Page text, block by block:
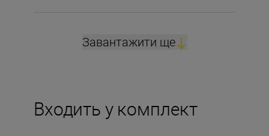
Завантажити ще
Входить у комплект